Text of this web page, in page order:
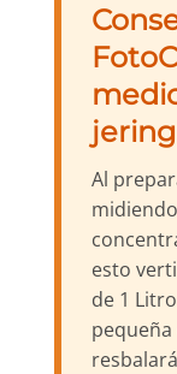
Al
esto
de 1